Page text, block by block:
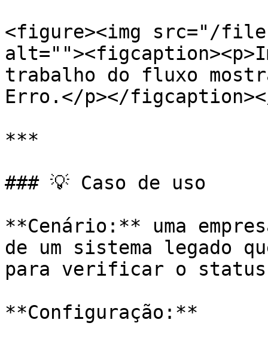
<figure><img src="/files/
trabalho do fluxo
Erro.</p></
***
### 💡 Caso de uso
**Cenário:** uma
de um sistema legado
para verificar o status
**Configuração:**